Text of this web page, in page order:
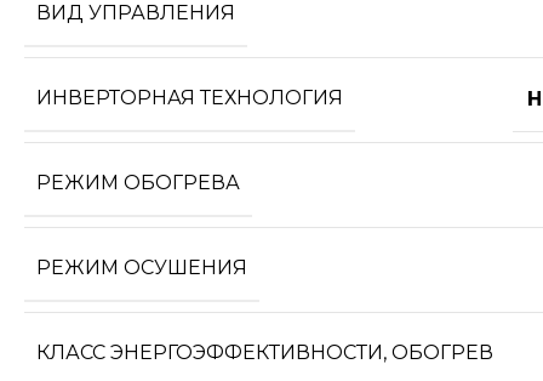
ВИД УПРАВЛЕНИЯ
ИНВЕРТОРНАЯ ТЕХНОЛОГИЯ
РЕЖИМ ОБОГРЕВА
РЕЖИМ ОСУШЕНИЯ
КЛАСС ЭНЕРГОЭФФЕКТИВНОСТИ, ОБОГРЕВ